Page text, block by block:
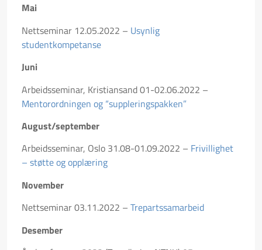
Mai
Nettseminar 12.05.2022 – Usynlig
studentkompetanse
Juni
Arbeidsseminar, Kristiansand 01-02.06.2022 –
Mentorordningen og “suppleringspakken”
August/september
Arbeidsseminar, Oslo 31.08-01.09.2022 – Frivillighet
– støtte og opplæring
November
Nettseminar 03.11.2022 – Trepartssamarbeid
Desember